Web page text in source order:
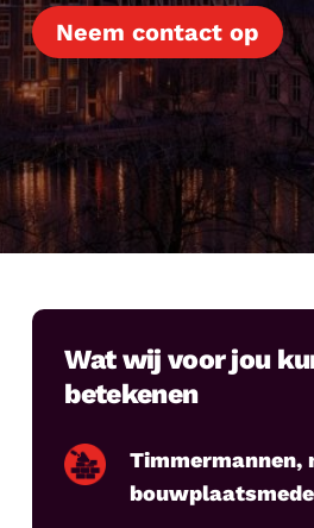
Neem contact op
Wat wij voor jou
betekenen
Timmermannen,